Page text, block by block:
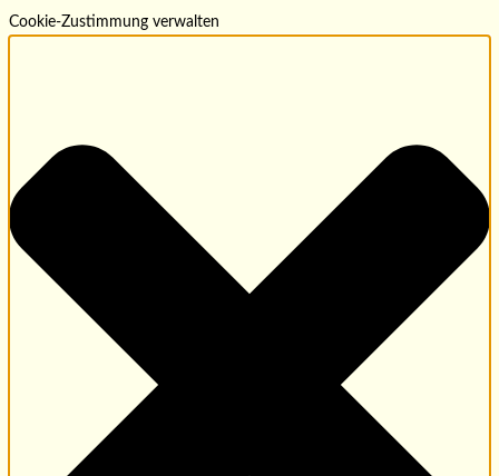
Cookie-Zustimmung verwalten